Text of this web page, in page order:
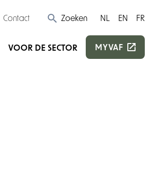
Contact Zoeken NL EN FR
VOOR DE SECTOR MYVAF